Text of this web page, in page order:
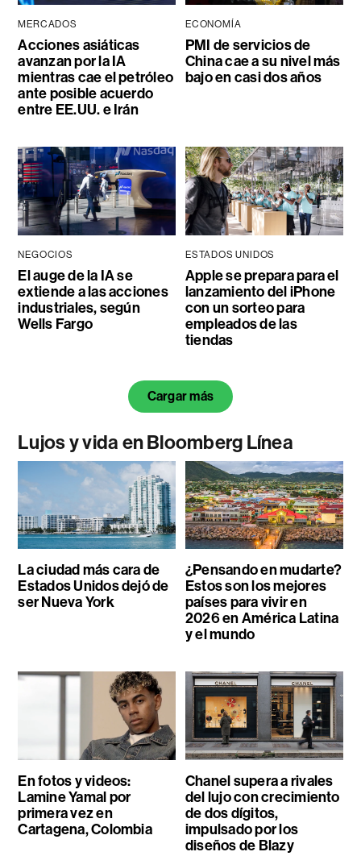
MERCADOS
Acciones asiáticas
avanzan por la IA
mientras cae el petróleo
ante posible acuerdo
entre EE.UU. e Irán
ECONOMÍA
PMI de servicios de
China cae a su nivel más
bajo en casi dos años
NEGOCIOS
El auge de la IA se
extiende a las acciones
industriales, según
Wells Fargo
ESTADOS UNIDOS
Apple se prepara para el
lanzamiento del iPhone
con un sorteo para
empleados de las
tiendas
Cargar más
Lujos y vida en Bloomberg Línea
La ciudad más cara de
Estados Unidos dejó de
ser Nueva York
¿Pensando en mudarte?
Estos son los mejores
países para vivir en
2026 en América Latina
y el mundo
En fotos y videos:
Lamine Yamal por
primera vez en
Cartagena, Colombia
Chanel supera a rivales
del lujo con crecimiento
de dos dígitos,
impulsado por los
diseños de Blazy